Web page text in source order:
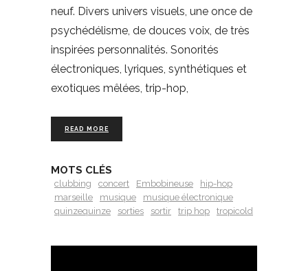
neuf. Divers univers visuels, une once de
psychédélisme, de douces voix, de très
inspirées personnalités. Sonorités
électroniques, lyriques, synthétiques et
exotiques mêlées, trip-hop,
READ MORE
MOTS CLÉS
clubbing concert Embobineuse
hip-hop
marseille
musique
musique électronique
quinzequinze
sorties sortir trip hop tropicold